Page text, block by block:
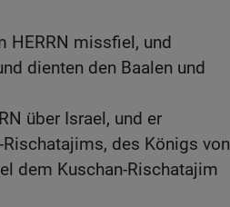
HERRN missfiel, und
dienten den Baalen und
über Israel, und er
des Königs von
dem Kuschan-Rischatajim